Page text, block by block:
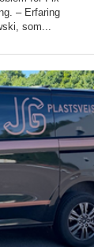
at han er
i
godt bilde
kan gjøre
på
kan
og flass. I
– Erfaring
som...